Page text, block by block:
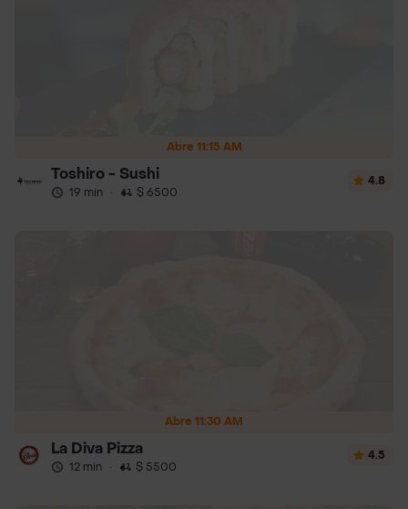
Abre 11:15 AM
Toshiro - Sushi
19 min · $ 6500
4.8
Abre 11:30 AM
La Diva Pizza
12 min · $ 5500
4.5